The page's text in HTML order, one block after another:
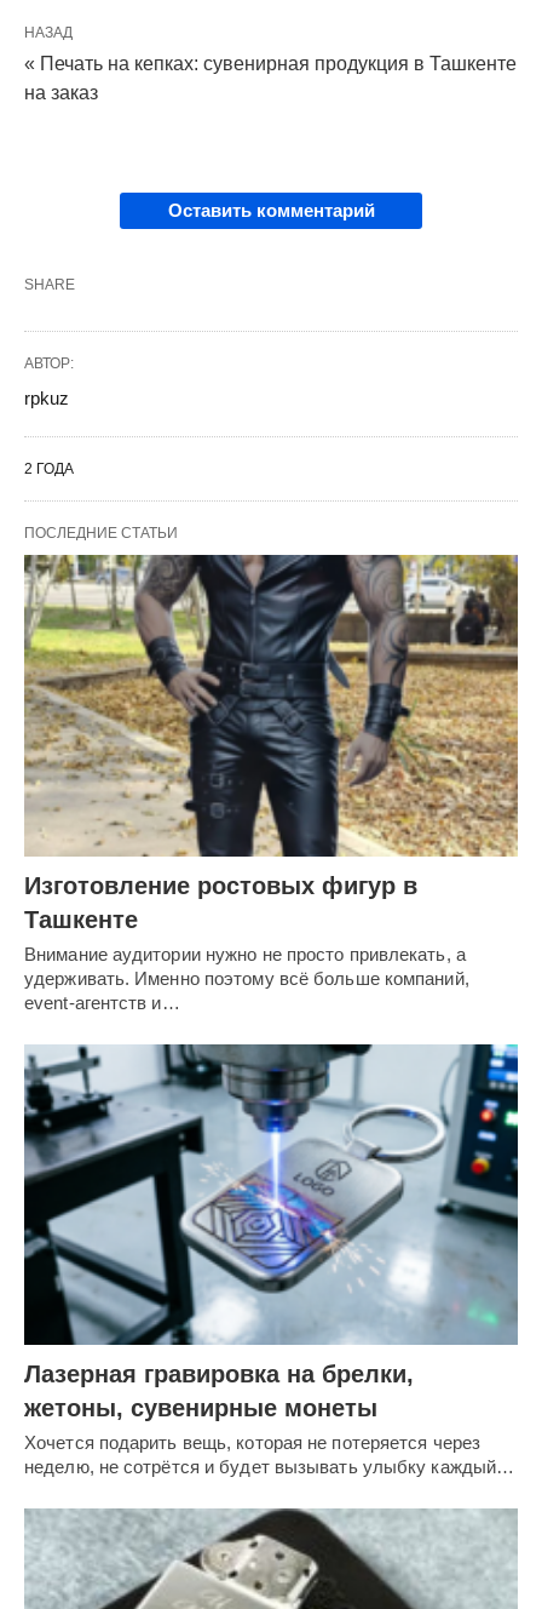
НАЗАД
« Печать на кепках: сувенирная продукция в Ташкенте
на заказ
Оставить комментарий
SHARE
АВТОР:
rpkuz
2 ГОДА
ПОСЛЕДНИЕ СТАТЬИ
Изготовление ростовых фигур в
Ташкенте
Внимание аудитории нужно не просто привлекать, а
удерживать. Именно поэтому всё больше компаний,
event-агентств и…
Лазерная гравировка на брелки,
жетоны, сувенирные монеты
Хочется подарить вещь, которая не потеряется через
неделю, не сотрётся и будет вызывать улыбку каждый…